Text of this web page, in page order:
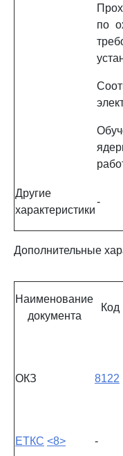
по
Другие
характеристики
-
Дополнительные
Наименование
документа
Код
ОКЗ 8122
ЕТКС <8> -